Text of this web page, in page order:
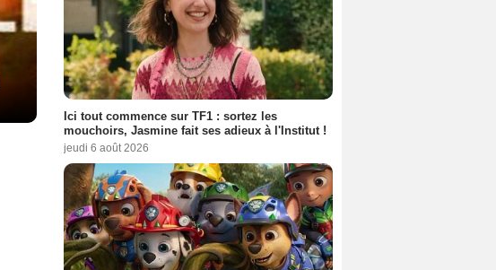
Ici tout commence sur TF1 : sortez les
mouchoirs, Jasmine fait ses adieux à l'Institut !
jeudi 6 août 2026